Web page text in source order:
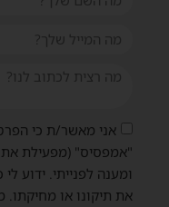
אני מאשר/ת כי
"אמפסיס" (מפעילת
ומענה לפנייתי. ידוע
את תיקונו או